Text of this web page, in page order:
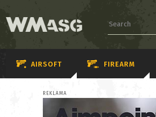
AIRSOFT FIREARM
REKLAMA